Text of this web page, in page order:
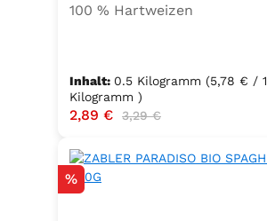
100 % Hartweizen
Inhalt: 0.5 Kilogramm (5,78 € / 1
Kilogramm )
Verkaufspreis:
2,89 € Regulärer Preis:
3,29 €
Rabatt
%